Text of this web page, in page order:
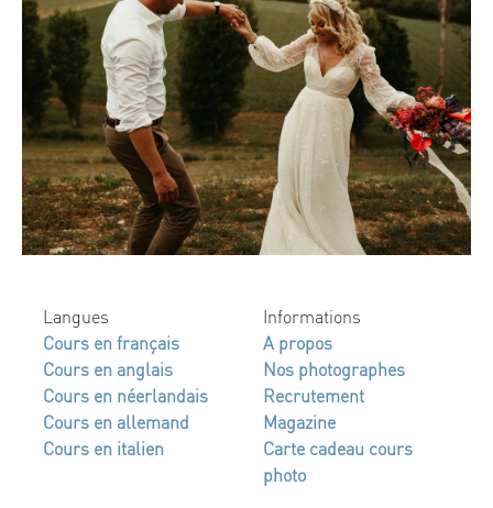
Langues
Cours en français
Cours en anglais
Cours en néerlandais
Cours en allemand
Cours en italien
Informations
A propos
Nos photographes
Recrutement
Magazine
Carte cadeau cours
photo